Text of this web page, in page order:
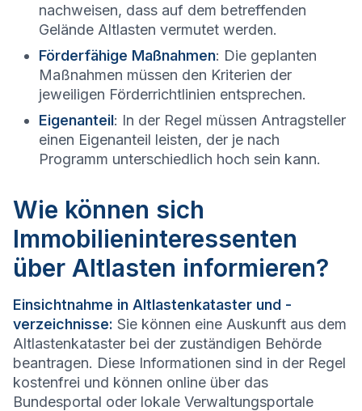
nachweisen, dass auf dem betreffenden
Gelände Altlasten vermutet werden.
Förderfähige Maßnahmen: Die geplanten
Maßnahmen müssen den Kriterien der
jeweiligen Förderrichtlinien entsprechen.
Eigenanteil: In der Regel müssen Antragsteller
einen Eigenanteil leisten, der je nach
Programm unterschiedlich hoch sein kann.
Wie können sich
Immobilieninteressenten
über Altlasten informieren?
Einsichtnahme in Altlastenkataster und -
verzeichnisse: Sie können eine Auskunft aus dem
Altlastenkataster bei der zuständigen Behörde
beantragen. Diese Informationen sind in der Regel
kostenfrei und können online über das
Bundesportal oder lokale Verwaltungsportale